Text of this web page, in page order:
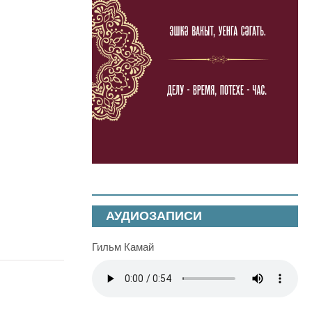
АУДИОЗАПИСИ
Гильм Камай